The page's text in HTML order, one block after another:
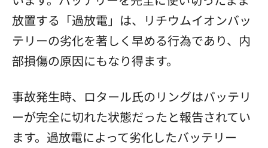
放置する「過放電」は、リチウムイオンバッ
テリーの劣化を著しく早める行為であり、内
部損傷の原因にもなり得ます。
事故発生時、ロタール氏のリングはバッテリ
ーが完全に切れた状態だったと報告されてい
ます。過放電によって劣化したバッテリー